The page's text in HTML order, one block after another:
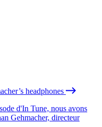
headphones
d'In Tune, nous avons
Gehmacher, directeur